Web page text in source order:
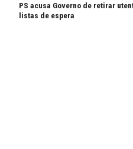
PS acusa Governo de retirar
listas de espera